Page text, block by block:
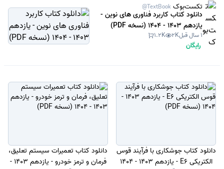
تکست‌بوک @TextBook
دانلود کتاب کاربرد فناوری های نوین -
یازدهم 1403 - 1404 (نسخه PDF)
1 سال قبل 2K
1.2K
رایگان
دانلود کتاب جوشکاری با فرآیند قوس
الکتریکی E6 - یازدهم 1403 - 1404
دانلود کتاب تعمیرات سیستم تعلیق،
فرمان و ترمز خودرو - یازدهم 1403 -